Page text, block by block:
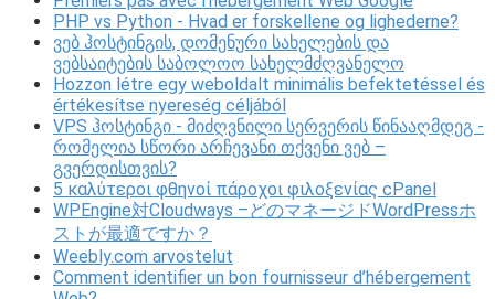
PHP vs Python - Hvad er forskellene og lighederne?
ვებ ჰოსტინგის, დომენური სახელების და
ვებსაიტების საბოლოო სახელმძღვანელო
Hozzon létre egy weboldalt minimális befektetéssel és
értékesítse nyereség céljából
VPS ჰოსტინგი - მიძღვნილი სერვერის წინააღმდეგ -
რომელია სწორი არჩევანი თქვენი ვებ –
გვერდისთვის?
5 καλύτεροι φθηνοί πάροχοι φιλοξενίας cPanel
WPEngine対Cloudways –どのマネージドWordPressホ
ストが最適ですか？
Weebly.com arvostelut
Comment identifier un bon fournisseur d’hébergement